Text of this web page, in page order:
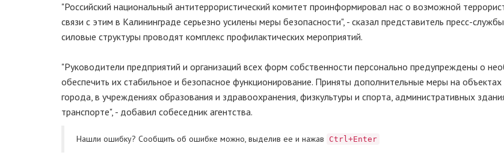
"Российский национальный антитеррористический комитет проинформировал нас о возможной
связи с этим в Калининграде серьезно усилены меры безопасности", - сказал представитель пресс-
силовые структуры проводят комплекс профилактических мероприятий.
"Руководители предприятий и организаций всех форм собственности персонально предупреждены о
обеспечить их стабильное и безопасное функционирование. Приняты дополнительные меры на
города, в учреждениях образования и здравоохранения, физкультуры и спорта, административных
транспорте", - добавил собеседник агентства.
Нашли ошибку? Cообщить об ошибке можно, выделив ее и нажав Ctrl+Enter